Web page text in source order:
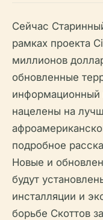
Сейчас
рамках проекта
миллионов
обновленные
информационный
нацелены на
подробное
Новые и
будут
инсталляции и
борьбе Скоттов